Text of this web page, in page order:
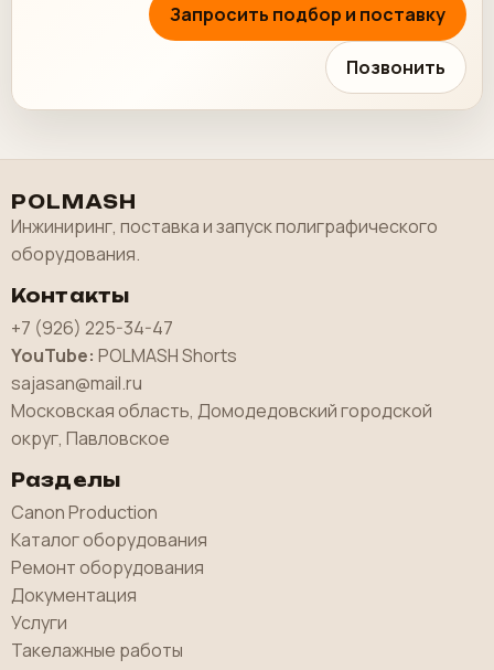
Запросить подбор и поставку
Позвонить
POLMASH
Инжиниринг, поставка и запуск полиграфического
оборудования.
Контакты
+7 (926) 225-34-47
YouTube: POLMASH Shorts
sajasan@mail.ru
Московская область, Домодедовский городской
округ, Павловское
Разделы
Canon Production
Каталог оборудования
Ремонт оборудования
Документация
Услуги
Такелажные работы